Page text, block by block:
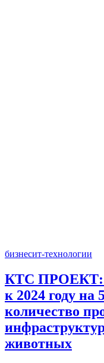
бизнесит-технологии
КТС ПРОЕКТ:
к 2024 году на
количество
животных